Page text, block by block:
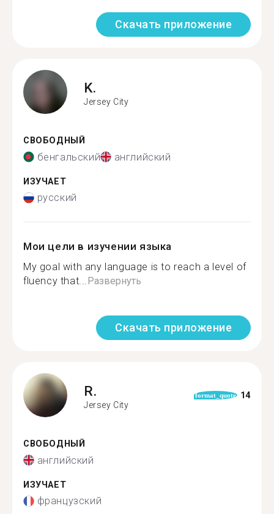
Скачать приложение
K.
Jersey City
СВОБОДНЫЙ
бенгальский английский
ИЗУЧАЕТ
русский
Мои цели в изучении языка
My goal with any language is to reach a level of
fluency that...Развернуть
Скачать приложение
R.
Jersey City
format_quote 14
СВОБОДНЫЙ
английский
ИЗУЧАЕТ
французский